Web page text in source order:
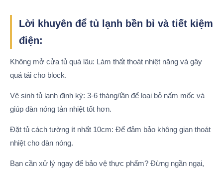
Lời khuyên để tủ lạnh bền bỉ và tiết kiệm
điện:
Không mở cửa tủ quá lâu: Làm thất thoát nhiệt năng và gây
quá tải cho block.
Vệ sinh tủ lạnh định kỳ: 3-6 tháng/lần để loại bỏ nấm mốc và
giúp dàn nóng tản nhiệt tốt hơn.
Đặt tủ cách tường ít nhất 10cm: Để đảm bảo không gian thoát
nhiệt cho dàn nóng.
Bạn cần xử lý ngay để bảo vệ thực phẩm? Đừng ngần ngại,